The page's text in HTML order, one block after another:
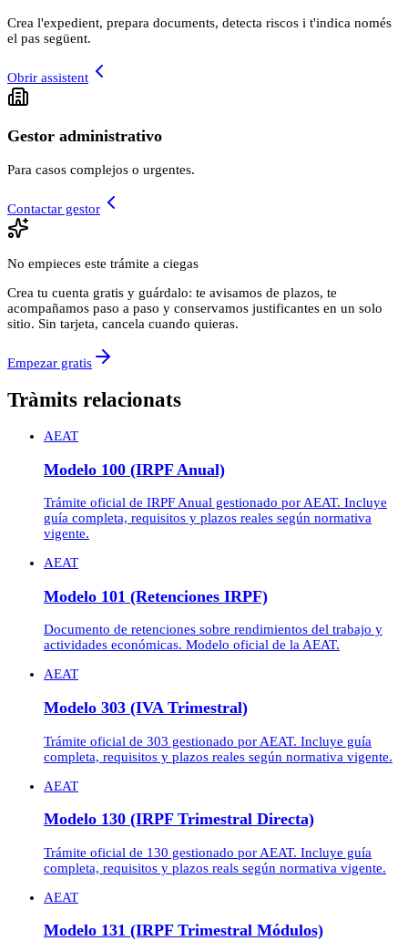
Crea l'expedient, prepara documents, detecta riscos i t'indica només
el pas següent.
Obrir assistent
Gestor administrativo
Para casos complejos o urgentes.
Contactar gestor
No empieces este trámite a ciegas
Crea tu cuenta gratis y guárdalo: te avisamos de plazos, te
acompañamos paso a paso y conservamos justificantes en un solo
sitio. Sin tarjeta, cancela cuando quieras.
Empezar gratis
Tràmits relacionats
AEAT
Modelo 100 (IRPF Anual)
Trámite oficial de IRPF Anual gestionado por AEAT. Incluye
guía completa, requisitos y plazos reales según normativa
vigente.
AEAT
Modelo 101 (Retenciones IRPF)
Documento de retenciones sobre rendimientos del trabajo y
actividades económicas. Modelo oficial de la AEAT.
AEAT
Modelo 303 (IVA Trimestral)
Trámite oficial de 303 gestionado por AEAT. Incluye guía
completa, requisitos y plazos reales según normativa vigente.
AEAT
Modelo 130 (IRPF Trimestral Directa)
Trámite oficial de 130 gestionado por AEAT. Incluye guía
completa, requisitos y plazos reals según normativa vigente.
AEAT
Modelo 131 (IRPF Trimestral Módulos)